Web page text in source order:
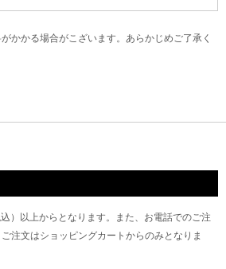
かかる場合がこざいます。あらかじめご了承く
）以上からとなります。また、お電話でのご注
注文はショッピングカートからのみとなりま